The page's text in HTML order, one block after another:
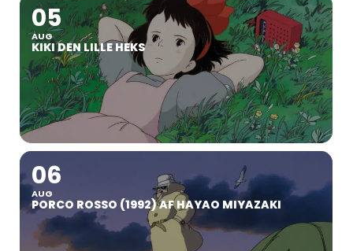
05
AUG
KIKI DEN LILLE HEKS
06
AUG
PORCO ROSSO (1992) AF HAYAO MIYAZAKI